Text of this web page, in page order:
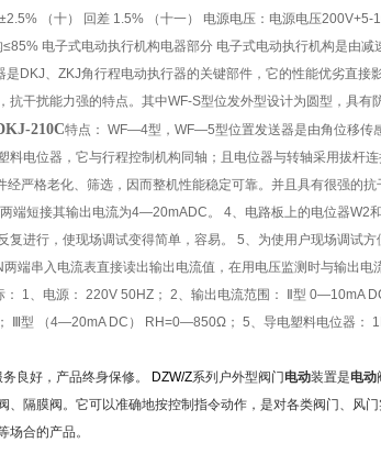
（十） 回差 1.5% （十一） 电源电压：电源电压
电子式电动执行机构电器部分 电子式电动执行机构是由
DKJ、ZKJ角行程电动执行器的关键部件，它的性能优劣直接
抗干扰能力强的特点。其中WF-S型位发外型设计为圆型，具
210C特点： WF—4型，WF—5型位置发送器是由角位移传
料电位器，它与行程控制机构同轴；且电位器与转轴采用拔杆
经严格老化、筛选，因而整机性能稳定可靠。并且具有很强的
端短接其输出电流为4—20mADC。 4、电路板上的电位器W2
复进行，使现场调试变得简单，容易。 5、为使用户现场调试
两端串入电流表直接读出输出电流值，在用电压监测时与输
1、电源： 220V 50HZ； 2、输出电流范围： Ⅱ型 0—10mA
Ⅲ型 （4—20mA DC） RH=0—850Ω； 5、导电塑料电位器：
良好，产品终身保修。 DZW/Z系列户外型阀门电动装置是电动
、隔膜阀。它可以准确地按控制指令动作，是对各类阀门、风
场合的产品。